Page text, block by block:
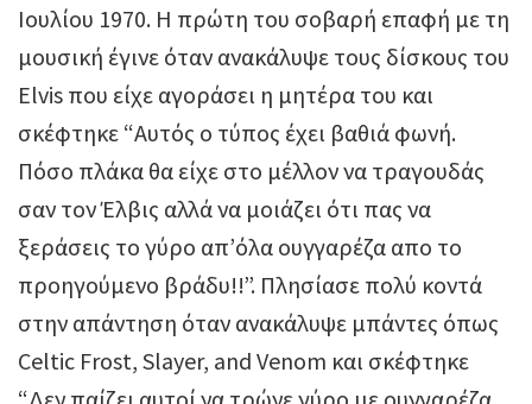
Ιουλίου 1970. Η πρώτη του σοβαρή επαφή με τη
μουσική έγινε όταν ανακάλυψε τους δίσκους του
Elvis που είχε αγοράσει η μητέρα του και
σκέφτηκε “Αυτός ο τύπος έχει βαθιά φωνή.
Πόσο πλάκα θα είχε στο μέλλον να τραγουδάς
σαν τον Έλβις αλλά να μοιάζει ότι πας να
ξεράσεις το γύρο απ’όλα ουγγαρέζα απο το
προηγούμενο βράδυ!!”. Πλησίασε πολύ κοντά
στην απάντηση όταν ανακάλυψε μπάντες όπως
Celtic Frost, Slayer, and Venom και σκέφτηκε